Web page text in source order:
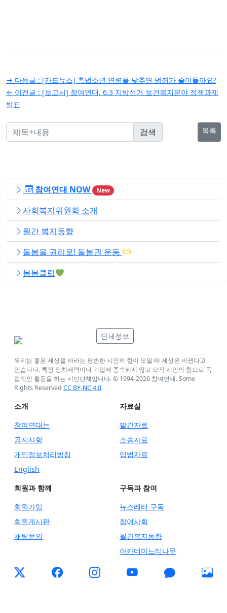
글
탐
색
→ 다음글 : [카드뉴스] 촉법소년 연령을 낮추면 범죄가 줄어들까요?
← 이전글 : [보고서] 참여연대, 6.3 지방선거 보건복지분야 정책과제
발표
목록
참여연대 NOW New
사회복지위원회 소개
월간 복지동향
돌봄을 권리로! 돌봄권 운동
봄봄클럽
단체정보
우리는 좋은 세상을 바라는 평범한 시민의 힘이 모일 때 세상은 바뀐다고
믿습니다. 특정 정치세력이나 기업에 종속되지 않고 오직 시민의 힘으로 독
립적인 활동을 하는 시민단체입니다. © 1994-2026 참여연대. Some
Rights Reserved CC BY-NC 4.0.
소개
참여연대는
공지사항
개인정보처리방침
English
자료실
발간자료
소송자료
입법자료
회원과 함께
회원가입
회원게시판
채팅문의
구독과 참여
뉴스레터 구독
참여사회
월간복지동향
아카데미느티나무